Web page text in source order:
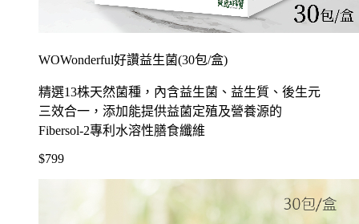
WOWonderful好讚益生菌(30包/盒)
精選13株天然菌種，內含益生菌、益生質、後生元
三效合一，添加能提供益菌定殖及營養源的
Fibersol-2專利水溶性膳食纖維
$799